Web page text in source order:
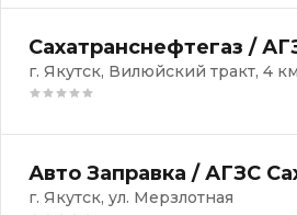
Сахатранснефтегаз /
г. Якутск, Вилюйский тракт, 4 км
Авто Заправка / АГЗС
г. Якутск, ул. Мерзлотная